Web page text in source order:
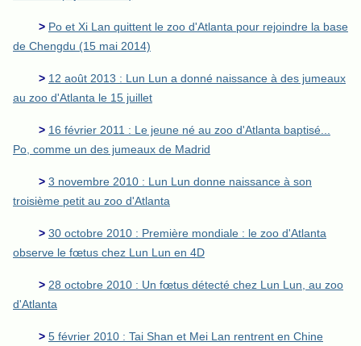
> Po et Xi Lan quittent le zoo d'Atlanta pour rejoindre la base
de Chengdu (15 mai 2014)
> 12 août 2013 : Lun Lun a donné naissance à des jumeaux
au zoo d'Atlanta le 15 juillet
> 16 février 2011 : Le jeune né au zoo d'Atlanta baptisé...
Po, comme un des jumeaux de Madrid
> 3 novembre 2010 : Lun Lun donne naissance à son
troisième petit au zoo d'Atlanta
> 30 octobre 2010 : Première mondiale : le zoo d'Atlanta
observe le fœtus chez Lun Lun en 4D
> 28 octobre 2010 : Un fœtus détecté chez Lun Lun, au zoo
d'Atlanta
> 5 février 2010 : Tai Shan et Mei Lan rentrent en Chine